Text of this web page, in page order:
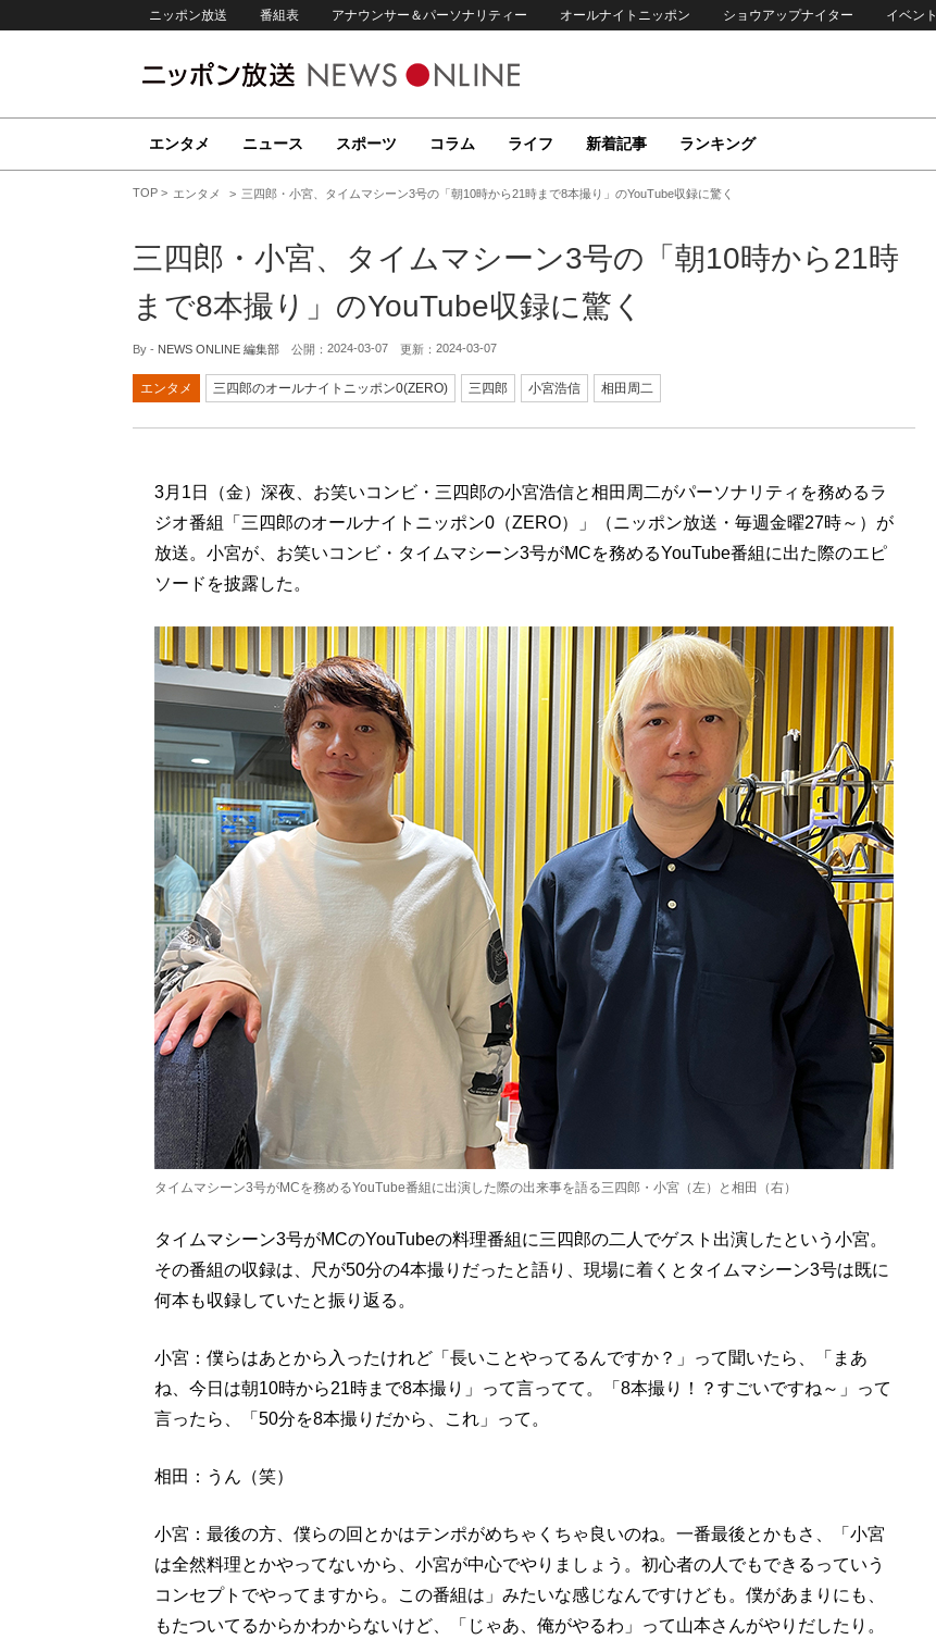
ニッポン放送 番組表 アナウンサー＆パーソナリティー オールナイトニッポン ショウアップナイター イベント
エンタメ ニュース スポーツ コラム ライフ 新着記事 ランキング
TOP エンタメ 三四郎・小宮、タイムマシーン3号の「朝10時から21時まで8本撮り」のYouTube収録に驚く
三四郎・小宮、タイムマシーン3号の「朝10時から21時
まで8本撮り」のYouTube収録に驚く
By - NEWS ONLINE 編集部 公開： 2024-03-07 更新： 2024-03-07
エンタメ 三四郎のオールナイトニッポン0(ZERO) 三四郎 小宮浩信 相田周二
3月1日（金）深夜、お笑いコンビ・三四郎の小宮浩信と相田周二がパーソナリティを務めるラ
ジオ番組「三四郎のオールナイトニッポン0（ZERO）」（ニッポン放送・毎週金曜27時～）が
放送。小宮が、お笑いコンビ・タイムマシーン3号がMCを務めるYouTube番組に出た際のエピ
ソードを披露した。
タイムマシーン3号がMCを務めるYouTube番組に出演した際の出来事を語る三四郎・小宮（左）と相田（右）
タイムマシーン3号がMCのYouTubeの料理番組に三四郎の二人でゲスト出演したという小宮。
その番組の収録は、尺が50分の4本撮りだったと語り、現場に着くとタイムマシーン3号は既に
何本も収録していたと振り返る。
小宮：僕らはあとから入ったけれど「長いことやってるんですか？」って聞いたら、「まあ
ね、今日は朝10時から21時まで8本撮り」って言ってて。「8本撮り！？すごいですね～」って
言ったら、「50分を8本撮りだから、これ」って。
相田：うん（笑）
小宮：最後の方、僕らの回とかはテンポがめちゃくちゃ良いのね。一番最後とかもさ、「小宮
は全然料理とかやってないから、小宮が中心でやりましょう。初心者の人でもできるっていう
コンセプトでやってますから。この番組は」みたいな感じなんですけども。僕があまりにも、
もたついてるからかわからないけど、「じゃあ、俺がやるわ」って山本さんがやりだしたり。